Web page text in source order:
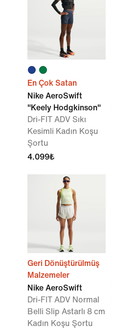
En Çok Satan
Nike AeroSwift
"Keely Hodgkinson"
Dri-FIT ADV Sıkı
Kesimli Kadın Koşu
Şortu
4.099₺
Geri Dönüştürülmüş
Malzemeler
Nike AeroSwift
Dri-FIT ADV Normal
Belli Slip Astarlı 8 cm
Kadın Koşu Şortu